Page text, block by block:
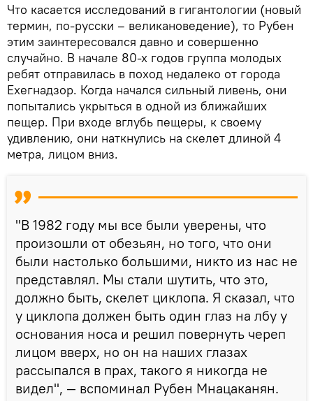
Что касается исследований в гигантологии (новый
термин, по-русски – великановедение), то Рубен
этим заинтересовался давно и совершенно
случайно. В начале 80-х годов группа молодых
ребят отправилась в поход недалеко от города
Ехегнадзор. Когда начался сильный ливень, они
попытались укрыться в одной из ближайших
пещер. При входе вглубь пещеры, к своему
удивлению, они наткнулись на скелет длиной 4
метра, лицом вниз.
"В 1982 году мы все были уверены, что
произошли от обезьян, но того, что они
были настолько большими, никто из нас не
представлял. Мы стали шутить, что это,
должно быть, скелет циклопа. Я сказал, что
у циклопа должен быть один глаз на лбу у
основания носа и решил повернуть череп
лицом вверх, но он на наших глазах
рассыпался в прах, такого я никогда не
видел", — вспоминал Рубен Мнацаканян.